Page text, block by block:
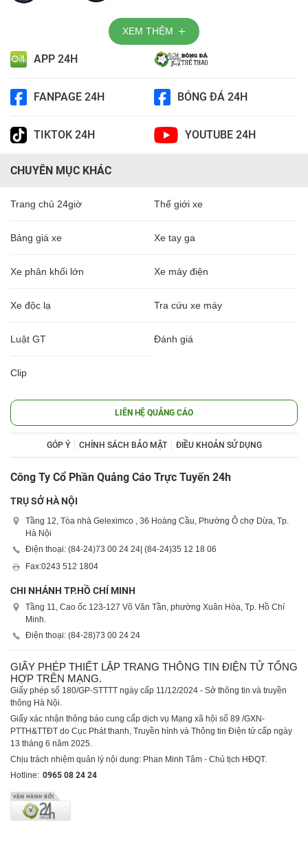
XEM THÊM
APP 24H
FANPAGE 24H BÓNG ĐÁ 24H
TIKTOK 24H YOUTUBE 24H
CHUYÊN MỤC KHÁC
Trang chủ 24giờ Thế giới xe
Bảng giá xe Xe tay ga
Xe phân khối lớn Xe máy điện
Xe độc lạ Tra cứu xe máy
Luật GT Đánh giá
Clip
LIÊN HỆ QUẢNG CÁO
GÓP Ý CHÍNH SÁCH BẢO MẬT ĐIỀU KHOẢN SỬ DỤNG
Công Ty Cổ Phần Quảng Cáo Trực Tuyến 24h
TRỤ SỞ HÀ NỘI
Tầng 12, Tòa nhà Geleximco , 36 Hoàng Cầu, Phường Ô chợ Dừa, Tp.
Hà Nội
Điện thoại: (84-24)73 00 24 24| (84-24)35 12 18 06
Fax:0243 512 1804
CHI NHÁNH TP.HỒ CHÍ MINH
Tầng 11, Cao ốc 123-127 Võ Văn Tần, phường Xuân Hòa, Tp. Hồ Chí
Minh.
Điện thoại: (84-28)73 00 24 24
GIẤY PHÉP THIẾT LẬP TRANG THÔNG TIN ĐIỆN TỬ TỔNG
HỢP TRÊN MẠNG.
Giấy phép số 180/GP-STTTT ngày cấp 11/12/2024 - Sở thông tin và truyền
thông Hà Nội.
Giấy xác nhận thông báo cung cấp dịch vụ Mạng xã hội số 89 /GXN-
PTTH&TTĐT do Cục Phát thanh, Truyền hình và Thông tin Điện tử cấp ngày
13 tháng 6 năm 2025.
Chịu trách nhiệm quản lý nội dung: Phan Minh Tâm - Chủ tịch HĐQT.
Hotline: 0965 08 24 24